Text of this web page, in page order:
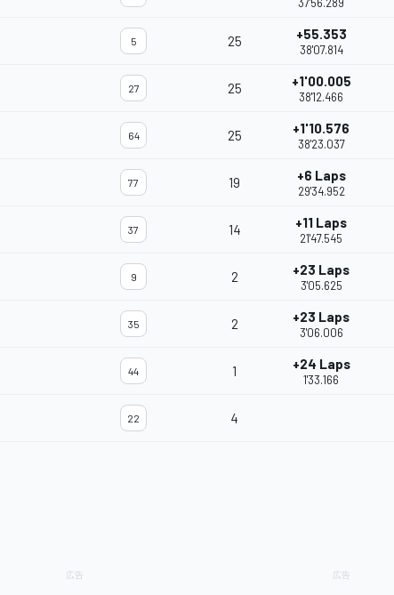
5 25 +55.353
38'07.814
27 25 +1'00.005
38'12.466
64 25 +1'10.576
38'23.037
77 19 +6 Laps
29'34.952
37 14 +11 Laps
21'47.545
9 2 +23 Laps
3'05.625
35 2 +23 Laps
3'06.006
44 1 +24 Laps
1'33.166
22 4